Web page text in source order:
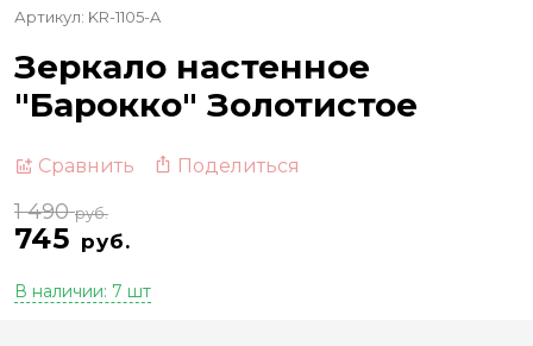
Артикул: KR-1105-A
Зеркало настенное
"Барокко" Золотистое
Сравнить Поделиться
745 руб.
1 490руб.
В наличии: 7 шт